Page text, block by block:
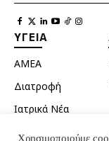
ΥΓΕΙΑ
ΑΜΕΑ
Διατροφή
Ιατρικά Νέα
Κατοικίδια
Χρησιμοποιούμε